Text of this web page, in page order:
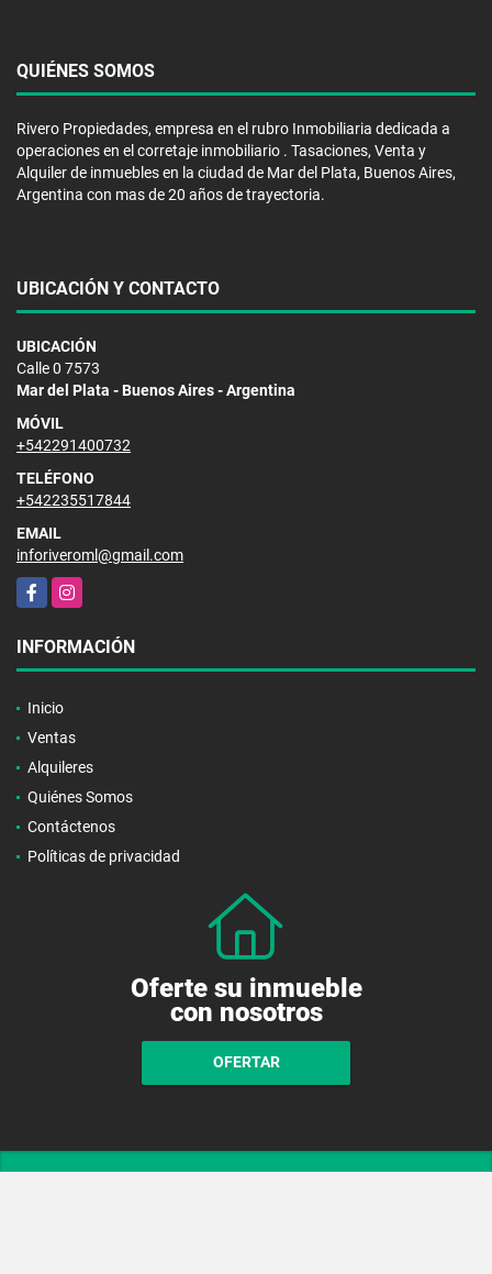
QUIÉNES SOMOS
Rivero Propiedades, empresa en el rubro Inmobiliaria dedicada a
operaciones en el corretaje inmobiliario . Tasaciones, Venta y
Alquiler de inmuebles en la ciudad de Mar del Plata, Buenos Aires,
Argentina con mas de 20 años de trayectoria.
UBICACIÓN Y CONTACTO
UBICACIÓN
Calle 0 7573
Mar del Plata - Buenos Aires - Argentina
MÓVIL
+542291400732
TELÉFONO
+542235517844
EMAIL
inforiveroml@gmail.com
FacebookInstagram
INFORMACIÓN
Inicio
Ventas
Alquileres
Quiénes Somos
Contáctenos
Políticas de privacidad
Oferte su inmueble
con nosotros
OFERTAR